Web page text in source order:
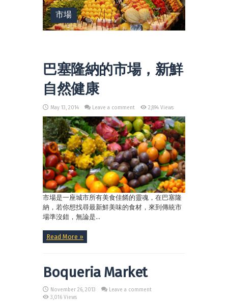
市場
巴塞隆納的市場，新鮮
自然健康
May 13, 2014 Leave a comment 2,894 Views
市場是一座城市所有美食佳餚的靈魂，在巴塞隆
納，若你想找尋最新鮮美味的食材，來到傳統市
場準沒錯，無論是...
Read More »
Boqueria Market
November 26, 2013
Leave a comment
3,016 Views